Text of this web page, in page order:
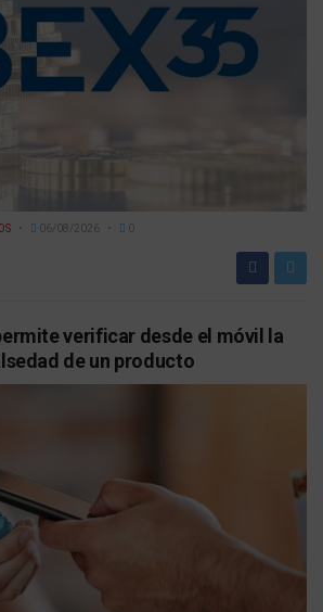
06/08/2026 0
verificar desde el móvil la
de un producto